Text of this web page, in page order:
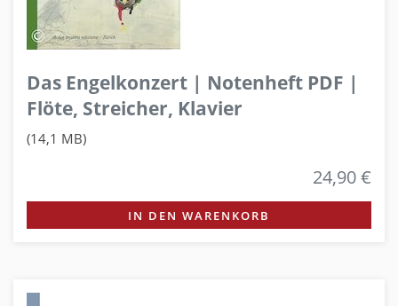
Das Engelkonzert | Notenheft PDF |
Flöte, Streicher, Klavier
(14,1 MB)
24,90 €
IN DEN WARENKORB